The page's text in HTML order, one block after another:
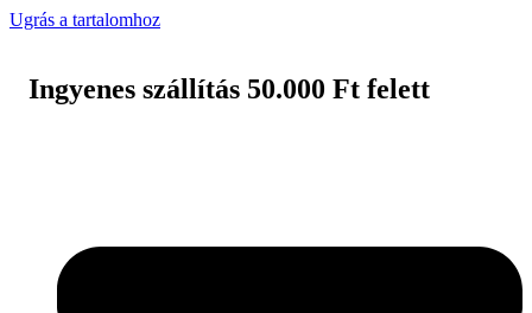
Ugrás a tartalomhoz
Ingyenes szállítás 50.000 Ft felett